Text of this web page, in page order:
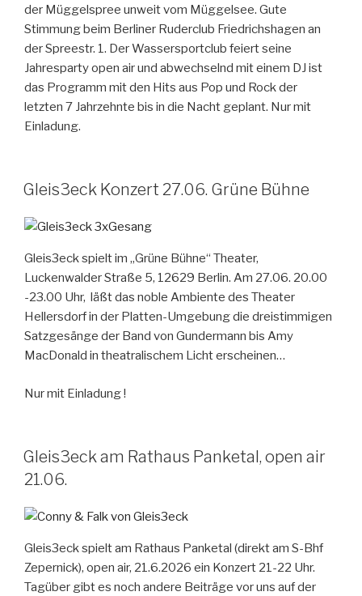
der Müggelspree unweit vom Müggelsee. Gute
Stimmung beim Berliner Ruderclub Friedrichshagen an
der Spreestr. 1. Der Wassersportclub feiert seine
Jahresparty open air und abwechselnd mit einem DJ ist
das Programm mit den Hits aus Pop und Rock der
letzten 7 Jahrzehnte bis in die Nacht geplant. Nur mit
Einladung.
Gleis3eck Konzert 27.06. Grüne Bühne
Gleis3eck spielt im „Grüne Bühne“ Theater,
Luckenwalder Straße 5, 12629 Berlin. Am 27.06. 20.00
-23.00 Uhr, läßt das noble Ambiente des Theater
Hellersdorf in der Platten-Umgebung die dreistimmigen
Satzgesänge der Band von Gundermann bis Amy
MacDonald in theatralischem Licht erscheinen…
Nur mit Einladung !
Gleis3eck am Rathaus Panketal, open air
21.06.
Gleis3eck spielt am Rathaus Panketal (direkt am S-Bhf
Zepernick), open air, 21.6.2026 ein Konzert 21-22 Uhr.
Tagüber gibt es noch andere Beiträge vor uns auf der